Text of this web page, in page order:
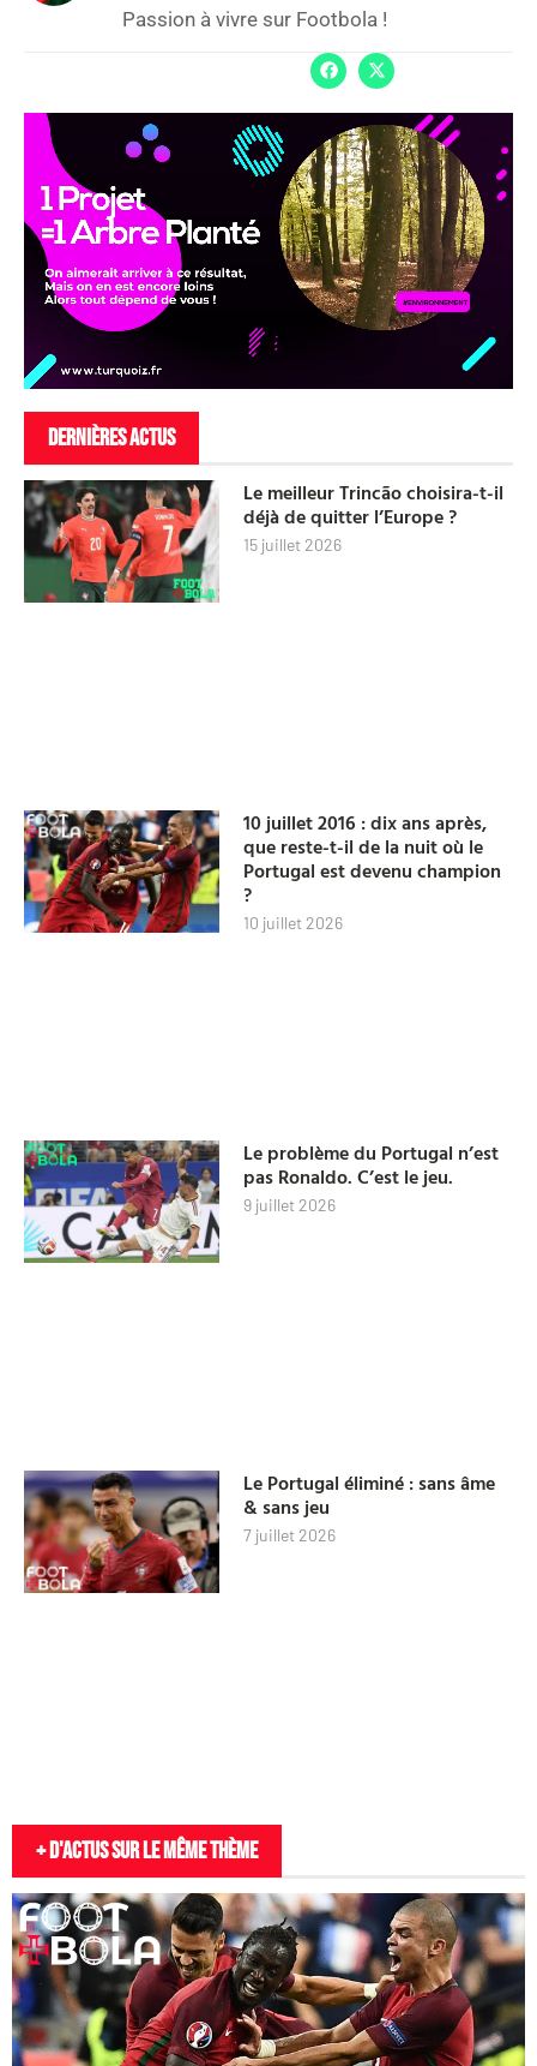
Passion à vivre sur Footbola !
DERNIÈRES ACTUS
Le meilleur Trincão choisira-t-il
déjà de quitter l’Europe ?
15 juillet 2026
10 juillet 2016 : dix ans après,
que reste-t-il de la nuit où le
Portugal est devenu champion
?
10 juillet 2026
Le problème du Portugal n’est
pas Ronaldo. C’est le jeu.
9 juillet 2026
Le Portugal éliminé : sans âme
& sans jeu
7 juillet 2026
+ D'actus sur le même thème